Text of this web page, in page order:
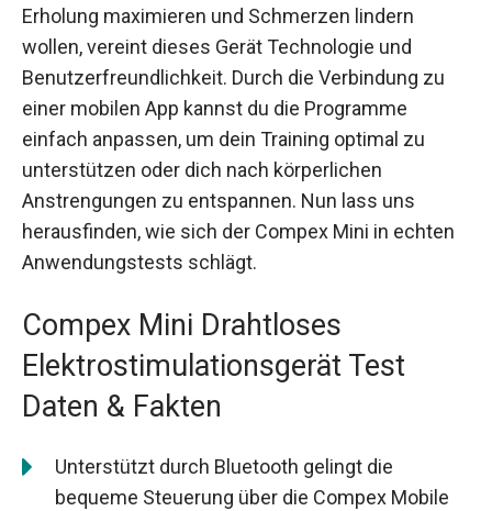
Erholung maximieren und Schmerzen lindern
wollen, vereint dieses Gerät Technologie und
Benutzerfreundlichkeit. Durch die Verbindung zu
einer mobilen App kannst du die Programme
einfach anpassen, um dein Training optimal zu
unterstützen oder dich nach körperlichen
Anstrengungen zu entspannen. Nun lass uns
herausfinden, wie sich der Compex Mini in echten
Anwendungstests schlägt.
Compex Mini Drahtloses
Elektrostimulationsgerät Test
Daten & Fakten
Unterstützt durch Bluetooth gelingt die
bequeme Steuerung über die Compex Mobile